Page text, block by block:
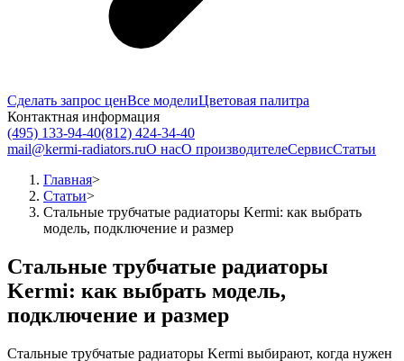
Сделать запрос ценВсе моделиЦветовая палитра
Контактная информация
(495) 133-94-40(812) 424-34-40
mail@kermi-radiators.ruО насО производителеСервисСтатьи
Главная>
Статьи>
Стальные трубчатые радиаторы Kermi: как выбрать
модель, подключение и размер
Стальные трубчатые радиаторы
Kermi: как выбрать модель,
подключение и размер
Стальные трубчатые радиаторы Kermi выбирают, когда нужен